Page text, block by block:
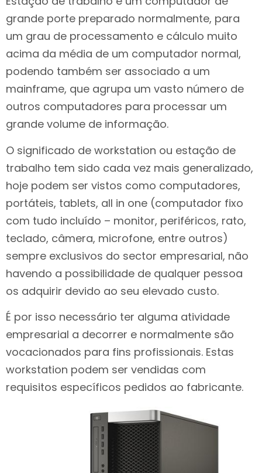
grande porte preparado normalmente, para
um grau de processamento e cálculo muito
acima da média de um computador normal,
podendo também ser associado a um
mainframe, que agrupa um vasto número de
outros computadores para processar um
grande volume de informação.
O significado de workstation ou estação de
trabalho tem sido cada vez mais generalizado,
hoje podem ser vistos como computadores,
portáteis, tablets, all in one (computador fixo
com tudo incluído – monitor, periféricos, rato,
teclado, câmera, microfone, entre outros)
sempre exclusivos do sector empresarial, não
havendo a possibilidade de qualquer pessoa
os adquirir devido ao seu elevado custo.
É por isso necessário ter alguma atividade
empresarial a decorrer e normalmente são
vocacionados para fins profissionais. Estas
workstation podem ser vendidas com
requisitos específicos pedidos ao fabricante.